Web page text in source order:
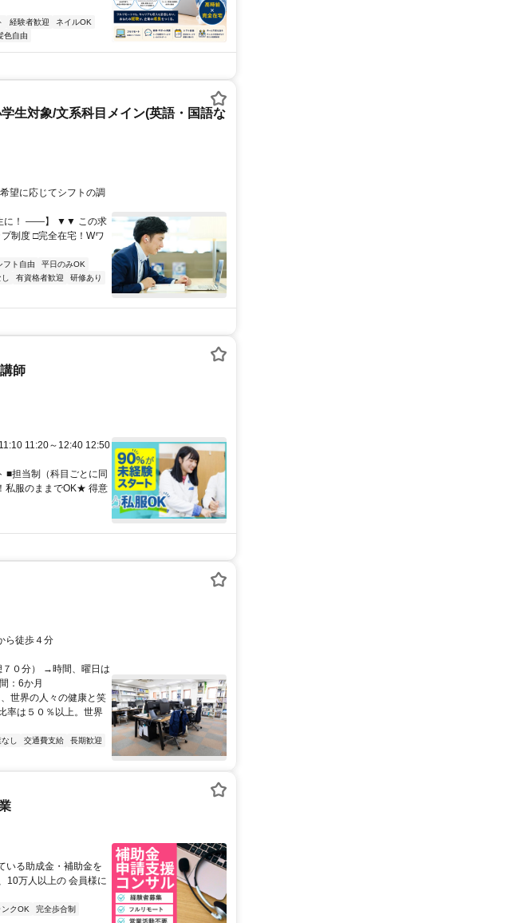
経験者歓迎
ネイルOK
色自由
生対象/文系科目メイン(英語・国語な
望に応じてシフトの調
に！ ――】 ▼▼ この求
制度 □完全在宅！Wワ
フト自由
平日のみOK
有資格者歓迎
研修あり
師
11:20～12:40 12:50
■担当制（科目ごとに同
私服のままでOK★ 得意
ら徒歩４分
７０分） →時間、曜日は
：6か月
世界の人々の健康と笑
率は５０％以上。世界
し 交通費支給
長期歓迎
いる助成金・補助金を
10万人以上の 会員様に
ンクOK
完全歩合制